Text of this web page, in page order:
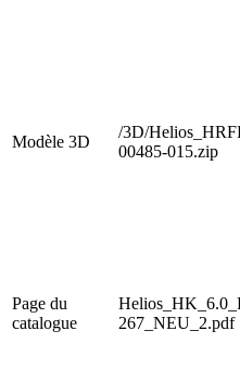
Modèle 3D
/3D/
00485-015.zip
Page du
catalogue
267_NEU_2.pdf